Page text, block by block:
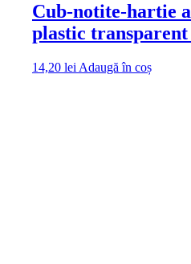
Cub-notite-hartie
plastic
14,20 lei Adaugă în coș